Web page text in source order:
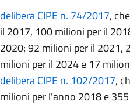
delibera CIPE n. 74/2017,
il 2017, 100 milioni per il
2020; 92 milioni per il 2021,
milioni per il 2024 e 17
delibera CIPE n. 102/2017,
milioni per l'anno 2018 e